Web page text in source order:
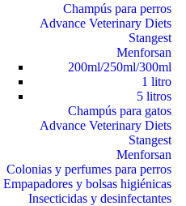
Champús para perros
Advance Veterinary Diets
Stangest
Menforsan
200ml/250ml/300ml
1 litro
5 litros
Champús para gatos
Advance Veterinary Diets
Stangest
Menforsan
Colonias y perfumes para perros
Empapadores y bolsas higiénicas
Insecticidas y desinfectantes